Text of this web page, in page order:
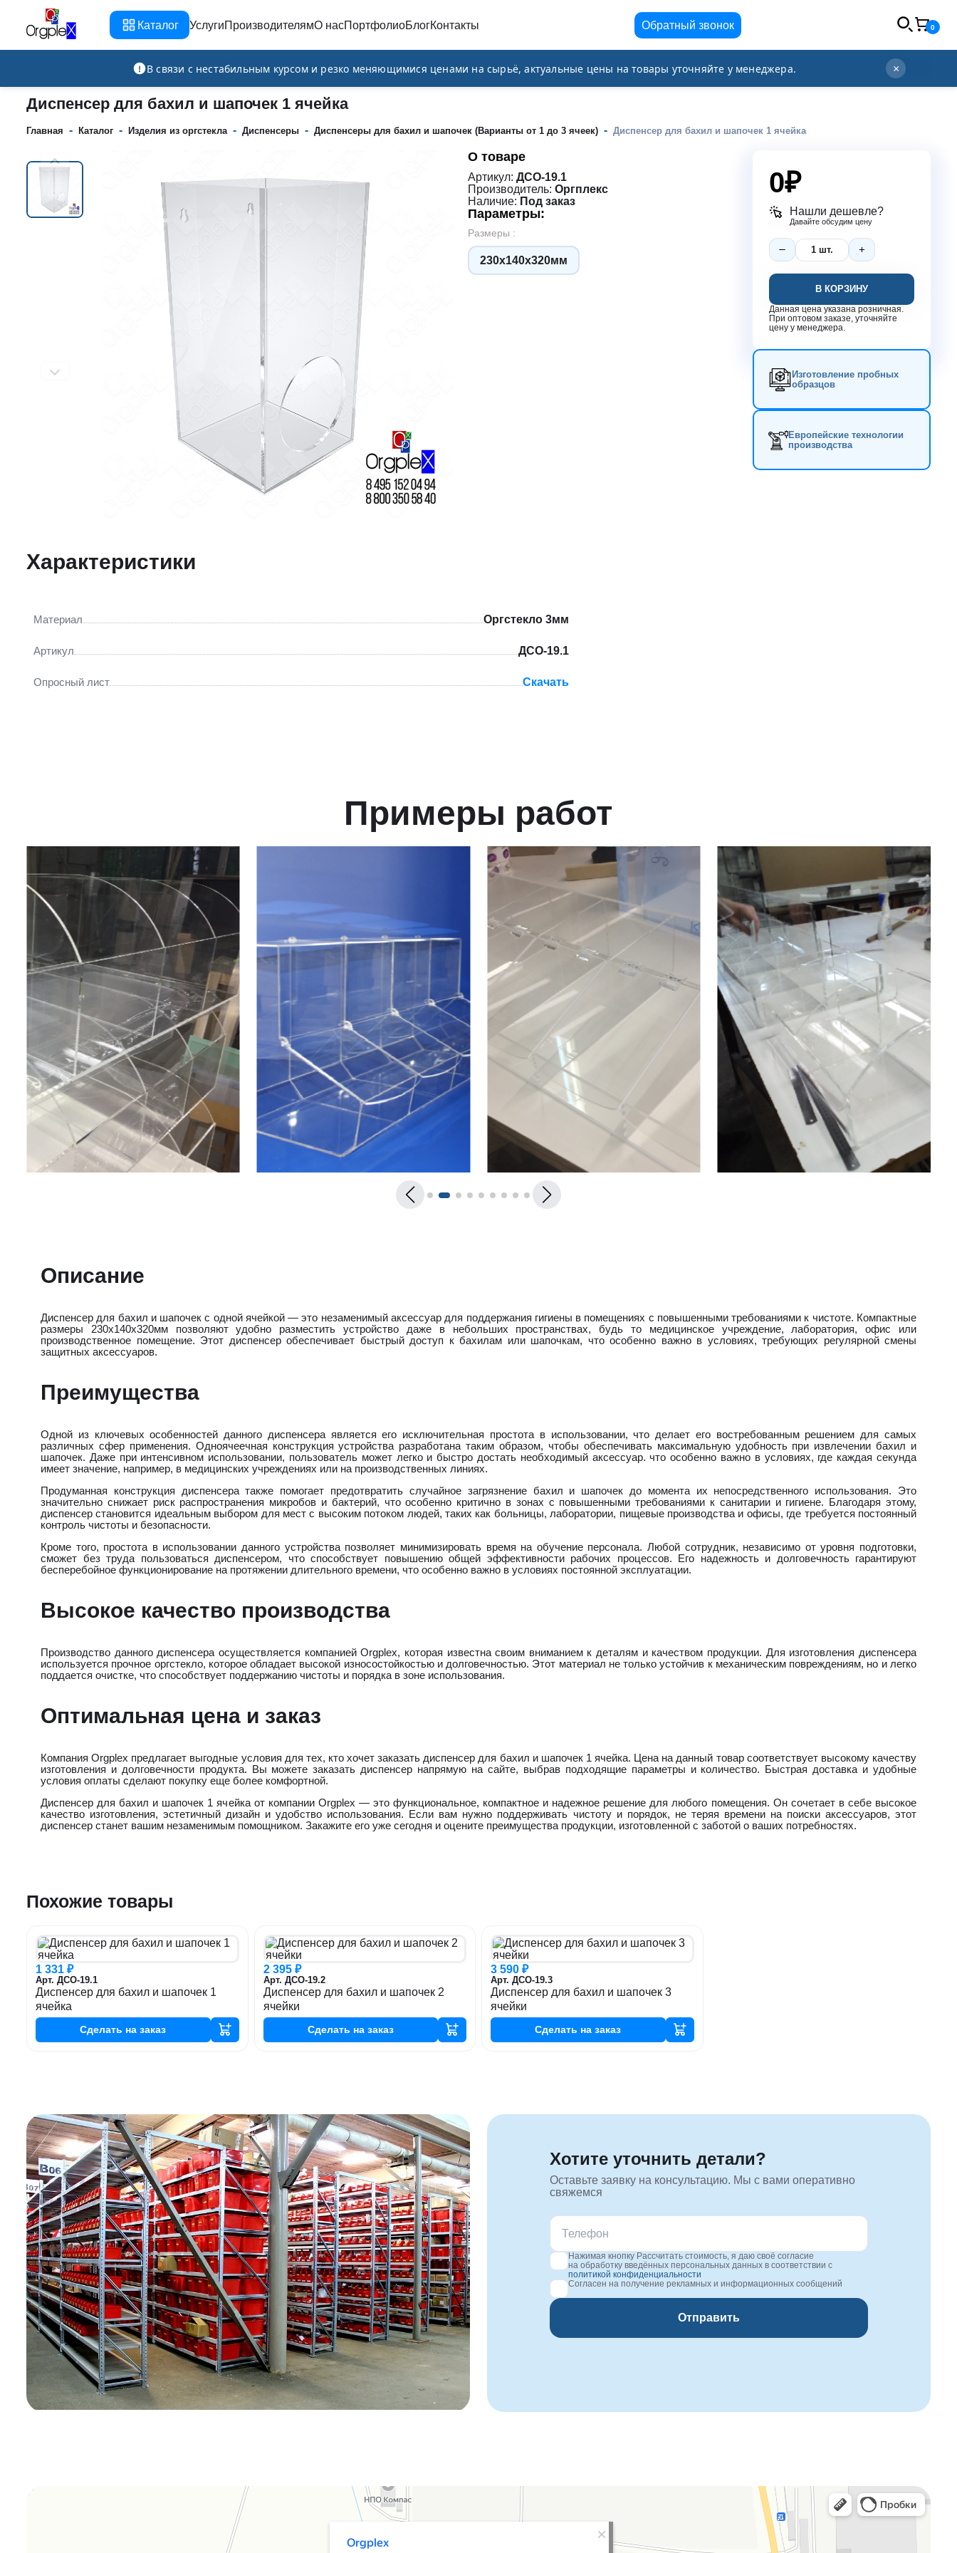
Каталог УслугиПроизводителямО насПортфолиоБлогКонтакты Обратный звонок 0
В связи с нестабильным курсом и резко меняющимися ценами на сырьё, актуальные цены на товары уточняйте у менеджера. ×
Рекламно-производственная компания info@orgplex.com +7 (495) 021-63-96
Диспенсер для бахил и шапочек 1 ячейка
Главная - Каталог - Изделия из оргстекла - Диспенсеры - Диспенсеры для бахил и шапочек (Варианты от 1 до 3 ячеек) - Диспенсер для бахил и шапочек 1 ячейка
О товаре
Артикул:ДСО-19.1
Производитель:Оргплекс
Наличие: Под заказ
Параметры:
Размеры :
230х140х320мм
0₽
Нашли дешевле?
Давайте обсудим цену
В КОРЗИНУ
Данная цена указана розничная.
При оптовом заказе, уточняйте
цену у менеджера.
Изготовление пробных
образцов
Европейские технологии
производства
Характеристики
Материал Оргстекло 3мм
Артикул ДСО-19.1
Опросный лист Скачать
Примеры работ
Описание
Диспенсер для бахил и шапочек с одной ячейкой — это незаменимый аксессуар для поддержания гигиены в помещениях с повышенными требованиями к чистоте. Компактные
размеры 230х140х320мм позволяют удобно разместить устройство даже в небольших пространствах, будь то медицинское учреждение, лаборатория, офис или
производственное помещение. Этот диспенсер обеспечивает быстрый доступ к бахилам или шапочкам, что особенно важно в условиях, требующих регулярной смены
защитных аксессуаров.
Преимущества
Одной из ключевых особенностей данного диспенсера является его исключительная простота в использовании, что делает его востребованным решением для самых
различных сфер применения. Одноячеечная конструкция устройства разработана таким образом, чтобы обеспечивать максимальную удобность при извлечении бахил и
шапочек. Даже при интенсивном использовании, пользователь может легко и быстро достать необходимый аксессуар. что особенно важно в условиях, где каждая секунда
имеет значение, например, в медицинских учреждениях или на производственных линиях.
Продуманная конструкция диспенсера также помогает предотвратить случайное загрязнение бахил и шапочек до момента их непосредственного использования. Это
значительно снижает риск распространения микробов и бактерий, что особенно критично в зонах с повышенными требованиями к санитарии и гигиене. Благодаря этому,
диспенсер становится идеальным выбором для мест с высоким потоком людей, таких как больницы, лаборатории, пищевые производства и офисы, где требуется постоянный
контроль чистоты и безопасности.
Кроме того, простота в использовании данного устройства позволяет минимизировать время на обучение персонала. Любой сотрудник, независимо от уровня подготовки,
сможет без труда пользоваться диспенсером, что способствует повышению общей эффективности рабочих процессов. Его надежность и долговечность гарантируют
бесперебойное функционирование на протяжении длительного времени, что особенно важно в условиях постоянной эксплуатации.
Высокое качество производства
Производство данного диспенсера осуществляется компанией Orgplex, которая известна своим вниманием к деталям и качеством продукции. Для изготовления диспенсера
используется прочное оргстекло, которое обладает высокой износостойкостью и долговечностью. Этот материал не только устойчив к механическим повреждениям, но и легко
поддается очистке, что способствует поддержанию чистоты и порядка в зоне использования.
Оптимальная цена и заказ
Компания Orgplex предлагает выгодные условия для тех, кто хочет заказать диспенсер для бахил и шапочек 1 ячейка. Цена на данный товар соответствует высокому качеству
изготовления и долговечности продукта. Вы можете заказать диспенсер напрямую на сайте, выбрав подходящие параметры и количество. Быстрая доставка и удобные
условия оплаты сделают покупку еще более комфортной.
Диспенсер для бахил и шапочек 1 ячейка от компании Orgplex — это функциональное, компактное и надежное решение для любого помещения. Он сочетает в себе высокое
качество изготовления, эстетичный дизайн и удобство использования. Если вам нужно поддерживать чистоту и порядок, не теряя времени на поиски аксессуаров, этот
диспенсер станет вашим незаменимым помощником. Закажите его уже сегодня и оцените преимущества продукции, изготовленной с заботой о ваших потребностях.
Похожие товары
1 331 ₽
Арт. ДСО-19.1
Диспенсер для бахил и шапочек 1
ячейка
Сделать на заказ
2 395 ₽
Арт. ДСО-19.2
Диспенсер для бахил и шапочек 2
ячейки
Сделать на заказ
3 590 ₽
Арт. ДСО-19.3
Диспенсер для бахил и шапочек 3
ячейки
Сделать на заказ
Хотите уточнить детали?
Оставьте заявку на консультацию. Мы с вами оперативно
свяжемся
Нажимая кнопку Рассчитать стоимость, я даю своё согласие
на обработку введённых персональных данных в соответствии с
политикой конфиденциальности
Согласен на получение рекламных и информационных сообщений
Отправить
Orgplex